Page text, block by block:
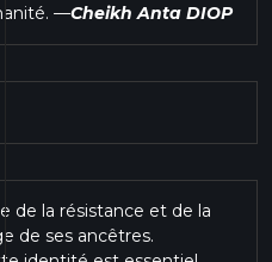
—Cheikh Anta DIOP
de la résistance et de la
de ses ancêtres.